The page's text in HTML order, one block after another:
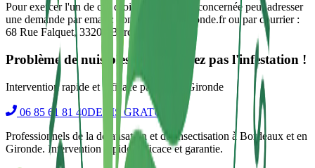
Pour exercer l'un de ces droits, la personne concernée peut adresser
une demande par email : contact@af3d-gironde.fr ou par courrier :
68 Rue Falquet, 33200 Bordeaux.
Problème de nuisibles ? N'attendez pas l'infestation !
Intervention rapide et efficace partout en Gironde
06 85 61 81 40DEVIS GRATUIT
Professionnels de la dératisation et désinsectisation à Bordeaux et en
Gironde. Intervention rapide, efficace et garantie.